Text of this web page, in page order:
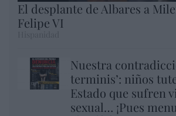
El desplante de Albares a
Felipe VI
Nuestra
terminis’: niños
Estado que sufren
sexual… ¡Pues